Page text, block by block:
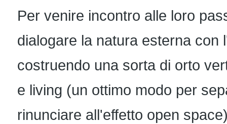
Per venire incontro alle loro
dialogare la natura esterna con
costruendo una sorta di orto
e living (un ottimo modo per
rinunciare all'effetto open